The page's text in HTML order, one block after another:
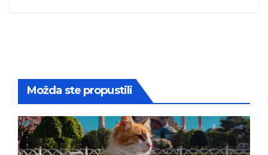
Možda ste propustili